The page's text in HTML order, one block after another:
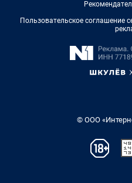
Пользовательское соглашение
© ООО